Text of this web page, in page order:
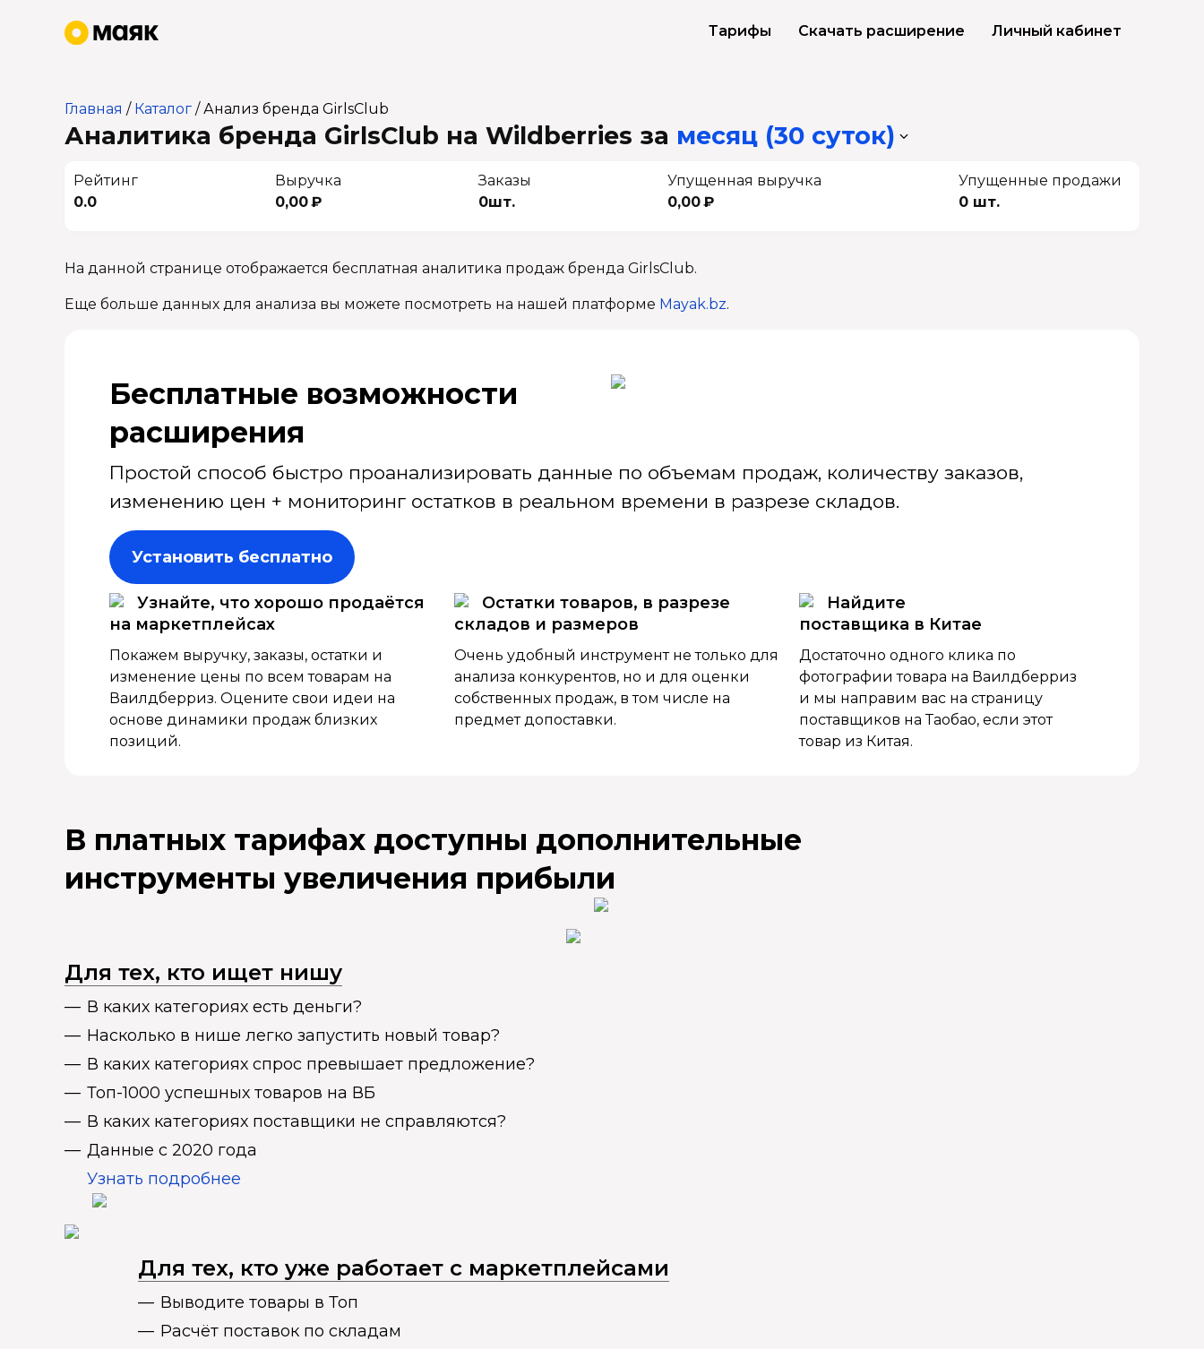
Тарифы Скачать расширение Личный кабинет
Главная / Каталог /Анализ бренда GirlsClub
Аналитика бренда GirlsClub на Wildberries за месяц (30 суток)
Рейтинг
0.0
Выручка
0,00 ₽
Заказы
0шт.
Упущенная выручка
0,00 ₽
Упущенные продажи
0 шт.
На данной странице отображается бесплатная аналитика продаж бренда GirlsClub.
Еще больше данных для анализа вы можете посмотреть на нашей платформе Mayak.bz.
Бесплатные возмож­ности
расширения
Простой способ быстро проанализировать данные по объемам продаж, количеству заказов,
изменению цен + мониторинг остатков в реальном времени в разрезе складов.
Установить бесплатно
Узнайте, что хорошо продаётся
на маркетплейсах
Покажем выручку, заказы, остатки и
изменение цены по всем товарам на
Ваилдберриз. Оцените свои идеи на
основе динамики продаж близких
позиций.
Остатки товаров, в разрезе
складов и размеров
Очень удобный инструмент не только для
анализа конкурентов, но и для оценки
собственных продаж, в том числе на
предмет допоставки.
Найдите
поставщика в Китае
Достаточно одного клика по
фотографии товара на Ваилдберриз
и мы направим вас на страницу
поставщиков на Таобао, если этот
товар из Китая.
В платных тарифах доступны дополнительные
инструменты увеличения прибыли
Для тех, кто ищет нишу
В каких категориях есть деньги?
Насколько в нише легко запустить новый товар?
В каких категориях спрос превышает предложение?
Топ-1000 успешных товаров на ВБ
В каких категориях поставщики не справляются?
Данные с 2020 года
Узнать подробнее
Для тех, кто уже работает с маркетплейсами
Выводите товары в Топ
Расчёт поставок по складам